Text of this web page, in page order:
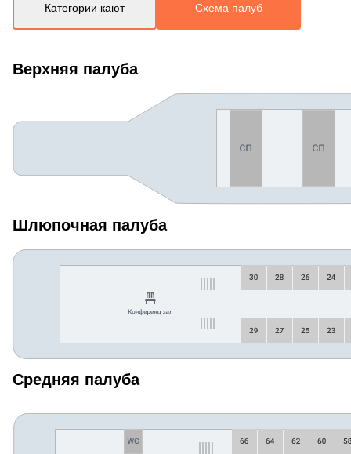
Категории кают Схема палуб
Верхняя палуба
Шлюпочная палуба
Средняя палуба